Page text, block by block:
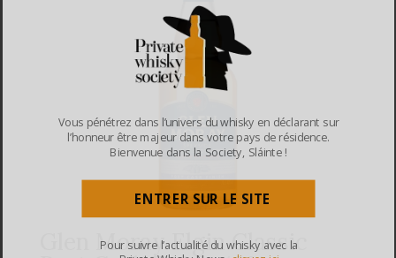
Glen Moray Elgin Classic
Vous pénétrez dans l’univers du whisky en déclarant sur
l’honneur être majeur dans votre pays de résidence.
Bienvenue dans la Society, Sláinte !
ENTRER SUR LE SITE
Pour suivre l’actualité du whisky avec la